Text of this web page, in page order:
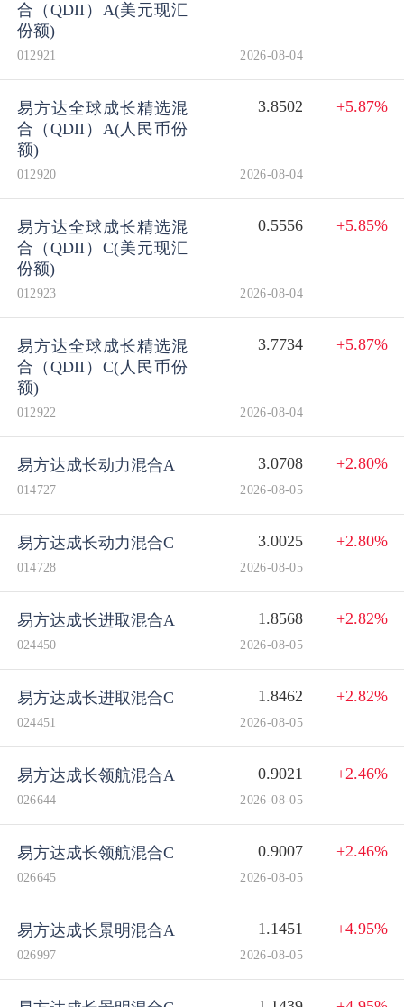
合（QDII）A(美元现汇
份额)
012921 2026-08-04
易方达全球成长精选混
合（QDII）A(人民币份
额)
3.8502 +5.87%
012920 2026-08-04
易方达全球成长精选混
合（QDII）C(美元现汇
份额)
0.5556 +5.85%
012923 2026-08-04
易方达全球成长精选混
合（QDII）C(人民币份
额)
3.7734 +5.87%
012922 2026-08-04
易方达成长动力混合A 3.0708 +2.80%
014727 2026-08-05
易方达成长动力混合C 3.0025 +2.80%
014728 2026-08-05
易方达成长进取混合A 1.8568 +2.82%
024450 2026-08-05
易方达成长进取混合C 1.8462 +2.82%
024451 2026-08-05
易方达成长领航混合A 0.9021 +2.46%
026644 2026-08-05
易方达成长领航混合C 0.9007 +2.46%
026645 2026-08-05
易方达成长景明混合A 1.1451 +4.95%
026997 2026-08-05